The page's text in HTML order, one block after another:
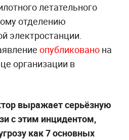
летательного
отделению
электростанции.
опубликованона
организации в
выражает серьёзную
с этим инцидентом,
как 7 основных